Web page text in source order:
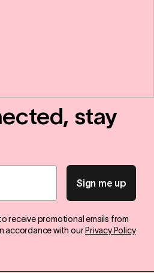
stay
Sign me up
receive promotional emails from
accordance with our Privacy Policy